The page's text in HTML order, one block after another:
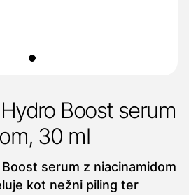
Boost serum
30 ml
serum z niacinamidom
kot nežni piling ter